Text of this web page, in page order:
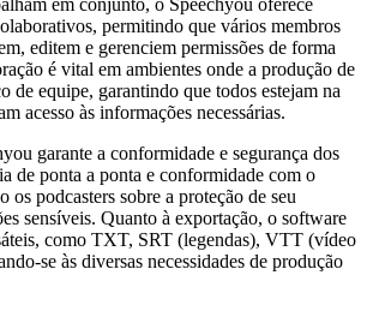
permitindo que vários membros
editem e gerenciem permissões de forma
é vital em ambientes onde a produção de
de equipe, garantindo que todos estejam na
acesso às informações necessárias.
garante a conformidade e segurança dos
de ponta a ponta e conformidade com o
os podcasters sobre a proteção de seu
sensíveis. Quanto à exportação, o software
como TXT, SRT (legendas), VTT (vídeo
se às diversas necessidades de produção